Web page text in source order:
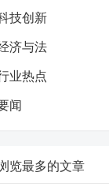
技创新
济与法
业热点
闻
览最多的文章